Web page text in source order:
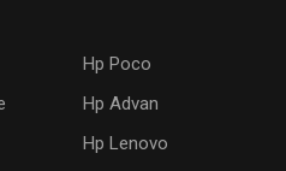
Hp Poco
Hp Advan
Hp Lenovo